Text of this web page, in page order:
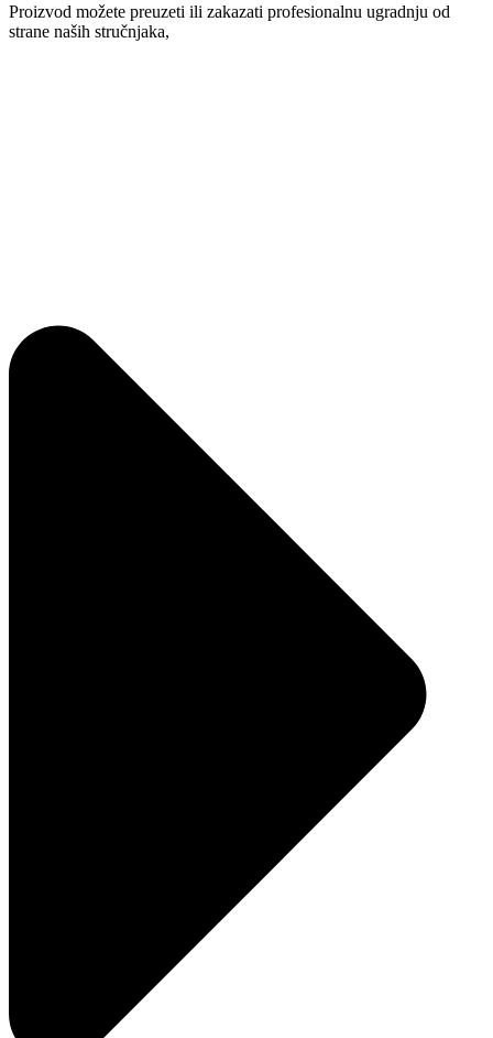
Proizvod možete preuzeti ili zakazati profesionalnu ugradnju od
strane naših stručnjaka,